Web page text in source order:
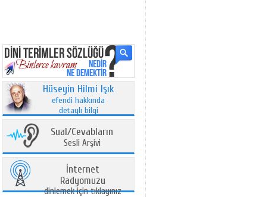
Hüseyin Hilmi Işık
efendi hakkında
detaylı bilgi
Sual/Cevabların
Sesli Arşivi
İnternet
Radyomuzu
dinlemek için tıklayınız